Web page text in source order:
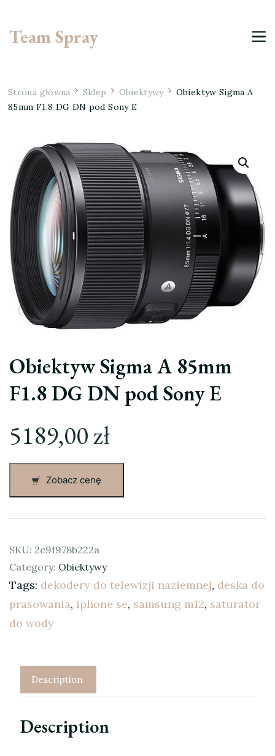
Team Spray
Strona główna Sklep Obiektywy
Obiektyw Sigma A
85mm F1.8 DG DN pod Sony E
Obiektyw Sigma A 85mm
F1.8 DG DN pod Sony E
5189,00zł
Zobacz cenę
SKU: 2e9f978b222a
Category: Obiektywy
Tags: dekodery do telewizji naziemnej, deska do
prasowania, iphone se, samsung m12, saturator
do wody
Description
Description